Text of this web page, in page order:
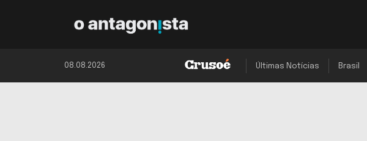
08.08.2026 Últimas Notícias Brasil